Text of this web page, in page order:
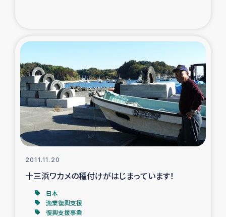
ミャンマー緊急支援
タイ国境ミャンマー移民子ども支援
漁民によるマングローブ植林活動
レバノンでのシリア難民への食糧・越冬支援
レバノンにおける緊急支援
レバノンでのシリア難民への教育支援事業
レバノンでのシリア難民・レバノン人への農業支援
2011.11.20
十三浜ワカメの種付けがはじまっています！
日本
漁業復興支援
復興支援事業